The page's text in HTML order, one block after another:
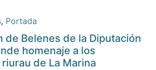
, Portada
de Belenes de la Diputación
homenaje a los
de La Marina